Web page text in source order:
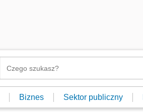
Biznes Sektor publiczny